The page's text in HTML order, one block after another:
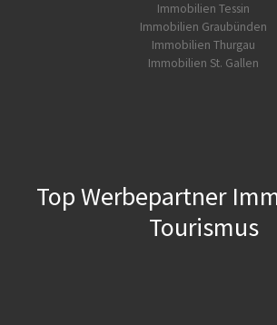
Immobilien Tessin
Immobilien Graubünden
Immobilien Thurgau
Immobilien St. Gallen
Top Werbepartner
Tourismus